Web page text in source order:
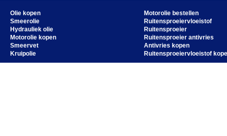
Olie kopen
Smeerolie
Hydrauliek olie
Motorolie kopen
Smeervet
Kruipolie
Motorolie bestellen
Ruitensproeiervloeistof
Ruitensproeier
Ruitensproeier antivries
Antivries kopen
Ruitensproeiervloeistof